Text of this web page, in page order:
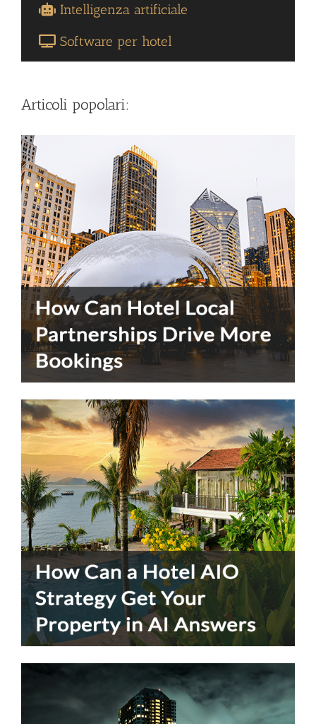
Intelligenza artificiale
Software per hotel
Articoli popolari: